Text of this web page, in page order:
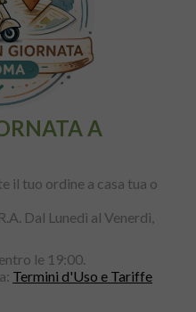
A
il tuo ordine a casa tua o
Dal Lunedì al Venerdì,
le 19:00.
Termini d'Uso e Tariffe